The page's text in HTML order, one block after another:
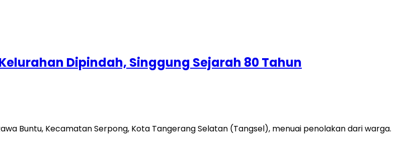
Dipindah, Singgung Sejarah 80 Tahun
Buntu, Kecamatan Serpong, Kota Tangerang Selatan (Tangsel), menuai penolakan dari warga.